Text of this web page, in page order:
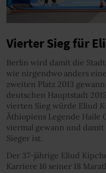
Vierter Sieg für
Berlin wird damit die
wie nirgendwo anders
zweiten Platz 2013
deutschen Hauptstadt
vierten Sieg würde Eliud
Äthiopiens Legende Haile
viermal gewann und
Sieger ist.
Der 37-jährige Eliud
Karriere 16 seiner 18